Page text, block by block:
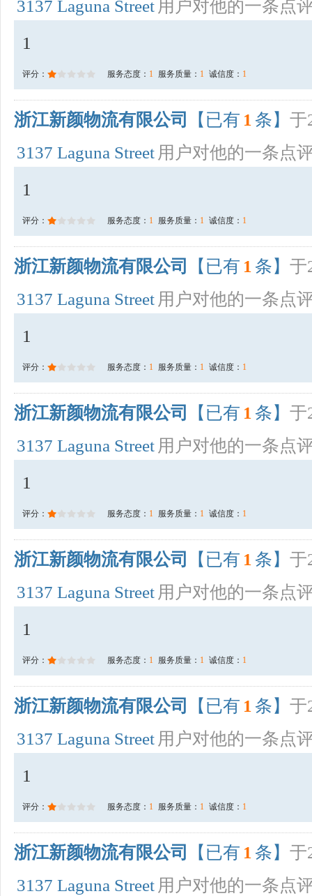
3137 Laguna Street 用户对他的一条点
1
评分： 服务态度： 1 服务质量： 1 诚信度： 1
浙江新颜物流有限公司 【已有 1 条】 于
3137 Laguna Street 用户对他的一条点
1
评分： 服务态度： 1 服务质量： 1 诚信度： 1
浙江新颜物流有限公司 【已有 1 条】 于
3137 Laguna Street 用户对他的一条点
1
评分： 服务态度： 1 服务质量： 1 诚信度： 1
浙江新颜物流有限公司 【已有 1 条】 于
3137 Laguna Street 用户对他的一条点
1
评分： 服务态度： 1 服务质量： 1 诚信度： 1
浙江新颜物流有限公司 【已有 1 条】 于
3137 Laguna Street 用户对他的一条点
1
评分： 服务态度： 1 服务质量： 1 诚信度： 1
浙江新颜物流有限公司 【已有 1 条】 于
3137 Laguna Street 用户对他的一条点
1
评分： 服务态度： 1 服务质量： 1 诚信度： 1
浙江新颜物流有限公司 【已有 1 条】 于
3137 Laguna Street 用户对他的一条点